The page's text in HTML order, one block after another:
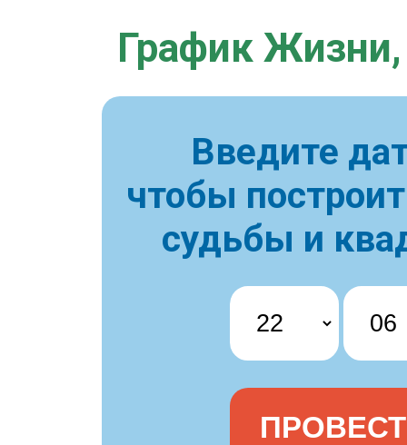
График Жизни,
Введите
чтобы
судьбы и